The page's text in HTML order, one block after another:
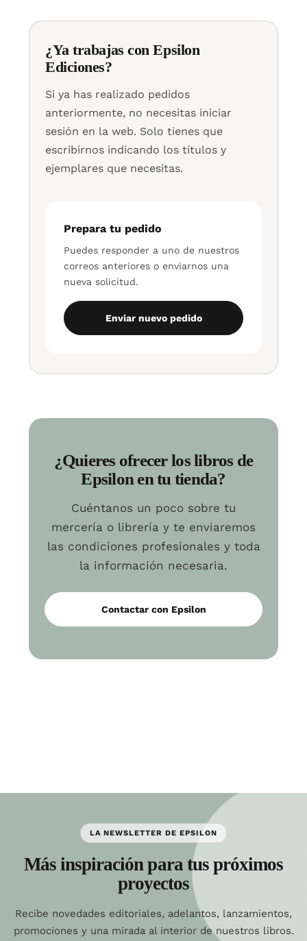
¿Ya trabajas con Epsilon
Ediciones?
Si ya has realizado pedidos
anteriormente, no necesitas iniciar
sesión en la web. Solo tienes que
escribirnos indicando los títulos y
ejemplares que necesitas.
Prepara tu pedido
Puedes responder a uno de nuestros
correos anteriores o enviarnos una
nueva solicitud.
Enviar nuevo pedido
¿Quieres ofrecer los libros de
Epsilon en tu tienda?
Cuéntanos un poco sobre tu
mercería o librería y te enviaremos
las condiciones profesionales y toda
la información necesaria.
Contactar con Epsilon
LA NEWSLETTER DE EPSILON
Más inspiración para tus próximos
proyectos
Recibe novedades editoriales, adelantos, lanzamientos,
promociones y una mirada al interior de nuestros libros.